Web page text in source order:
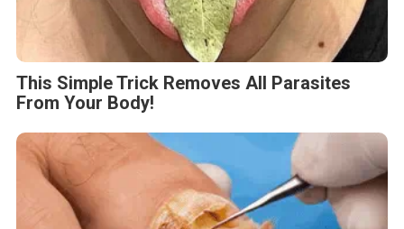
This Simple Trick Removes All Parasites
From Your Body!